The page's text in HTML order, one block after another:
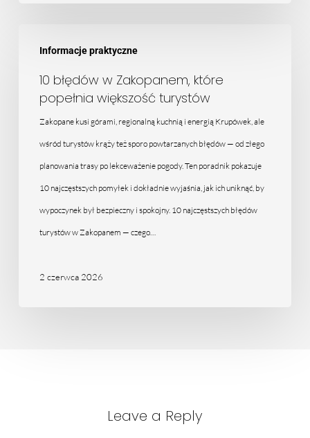
Informacje praktyczne
błędów
Zakopanem,
które
popełnia
większość
turystów
10 błędów w Zakopanem, które
popełnia większość turystów
Zakopane kusi górami, regionalną kuchnią i energią Krupówek, ale
wśród turystów krąży też sporo powtarzanych błędów — od złego
planowania trasy po lekceważenie pogody. Ten poradnik pokazuje
10 najczęstszych pomyłek i dokładnie wyjaśnia, jak ich uniknąć, by
wypoczynek był bezpieczny i spokojny. 10 najczęstszych błędów
turystów w Zakopanem — czego…
2 czerwca 2026
Leave a Reply